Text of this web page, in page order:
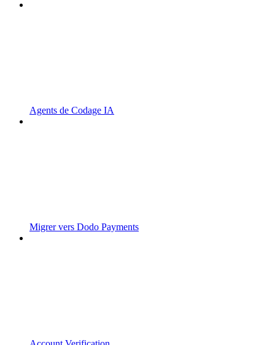
Agents de Codage IA
Migrer vers Dodo Payments